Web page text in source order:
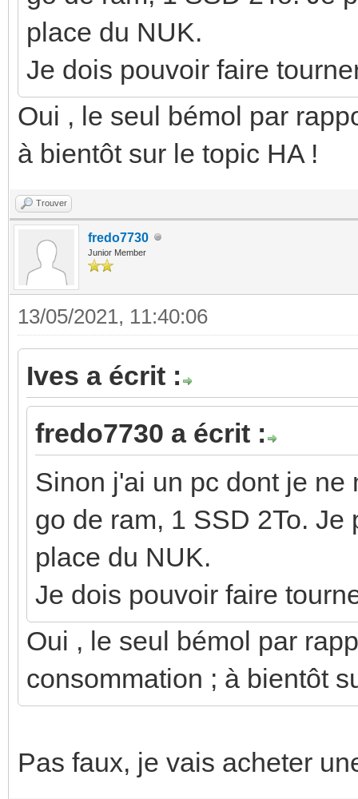
place du NUK.
Je dois pouvoir faire
Oui , le seul bémol par
à bientôt sur le topic HA !
Trouver
fredo7730
Junior Member
13/05/2021, 11:40:06
Ives a écrit :
fredo7730 a écrit :
Sinon j'ai un pc dont je ne
go de ram, 1 SSD 2To.
place du NUK.
Je dois pouvoir faire
Oui , le seul bémol par
consommation ; à bientôt
Pas faux, je vais acheter